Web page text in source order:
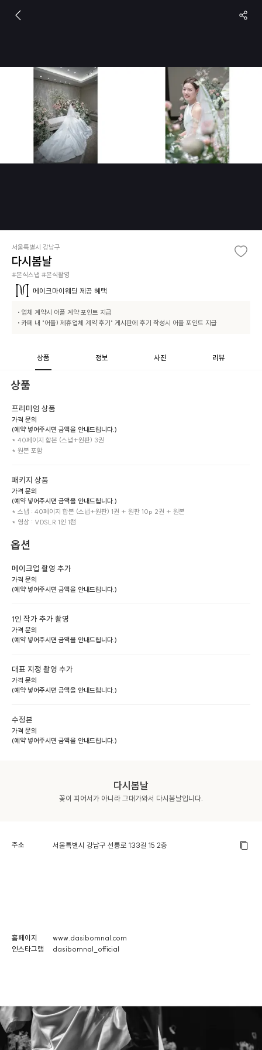
서울특별시 강남구
다시봄날
#본식스냅 #본식촬영
메이크마이웨딩 제공 혜택
• 업체 계약시 어플 계약 포인트 지급
• 카페 내 "어플) 제휴업체 계약 후기" 게시판에 후기 작성시 어플 포인트 지급
상품 정보 사진 리뷰
상품
프리미엄 상품
가격 문의
(예약 넣어주시면 금액을 안내드립니다.)
* 40페이지 합본 (스냅+원판) 3권
* 원본 포함
패키지 상품
가격 문의
(예약 넣어주시면 금액을 안내드립니다.)
* 스냅 : 40페이지 합본 (스냅+원판) 1권 + 원판 10p 2권 + 원본
* 영상 : VDSLR 1인 1캠
옵션
메이크업 촬영 추가
가격 문의
(예약 넣어주시면 금액을 안내드립니다.)
1인 작가 추가 촬영
가격 문의
(예약 넣어주시면 금액을 안내드립니다.)
대표 지정 촬영 추가
가격 문의
(예약 넣어주시면 금액을 안내드립니다.)
수정본
가격 문의
(예약 넣어주시면 금액을 안내드립니다.)
다시봄날
꽃이 피어서가 아니라 그대가와서 다시봄날입니다.
주소 서울특별시 강남구 선릉로 133길 15 2층‌
홈페이지
www.dasibomnal.com
인스타그램
dasibomnal_official